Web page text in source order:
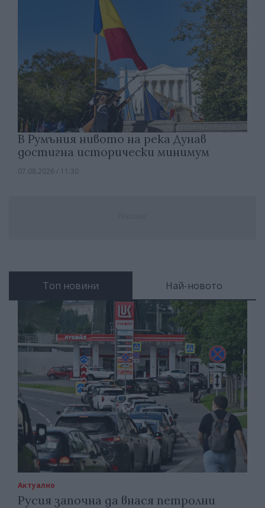
В Румъния нивото на река Дунав
достигна исторически минимум
07.08.2026 / 11:30
Топ новини Най-новото
Актуално
Русия започна да внася петролни